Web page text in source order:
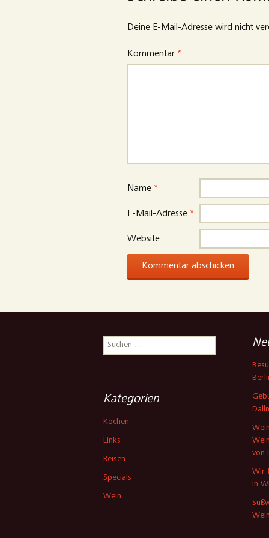
Deine E-Mail-Adresse wird nicht
Kommentar *
Name *
E-Mail-Adresse *
Website
Suchen
nach:
von
Wir
in
Kategorien
Kochen
Links
Reisen
Specials
Wein